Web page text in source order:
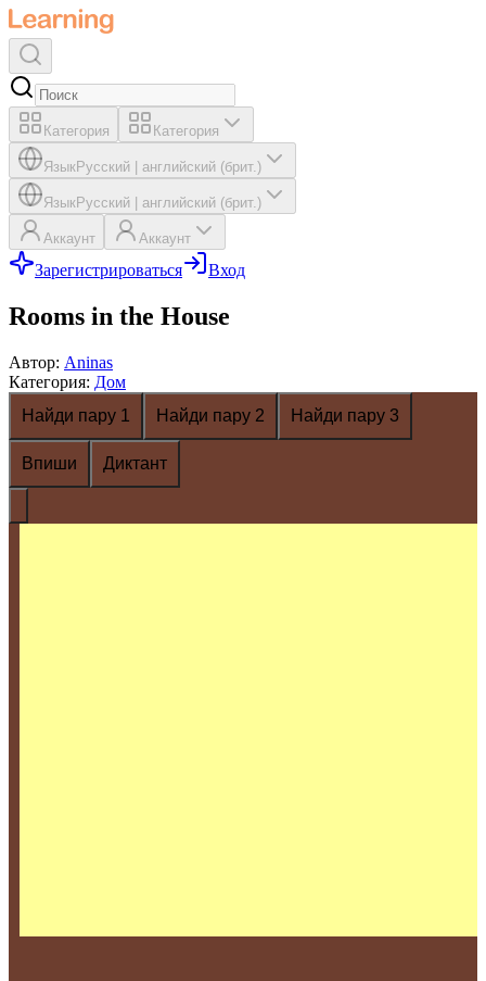
Категория Категория
ЯзыкРусский английский (брит.)
ЯзыкРусский английский (брит.)
Аккаунт Аккаунт
Зарегистрироваться Вход
Rooms in the House
Автор: Aninas
Категория: Дом
Найди пару 1
Найди пару 2 Найди пару 3
Впиши Диктант